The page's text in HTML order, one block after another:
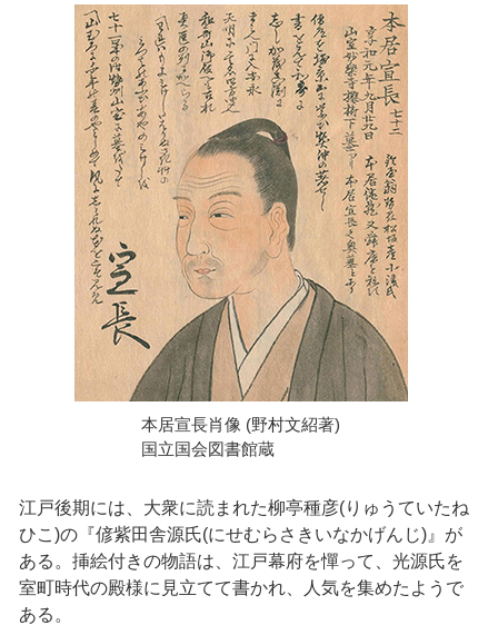
本居宣長肖像 (野村文紹著)
国立国会図書館蔵
江戸後期には、大衆に読まれた柳亭種彦(りゅうていたね
ひこ)の『偐紫田舎源氏(にせむらさきいなかげんじ)』が
ある。挿絵付きの物語は、江戸幕府を憚って、光源氏を
室町時代の殿様に見立てて書かれ、人気を集めたようで
ある。